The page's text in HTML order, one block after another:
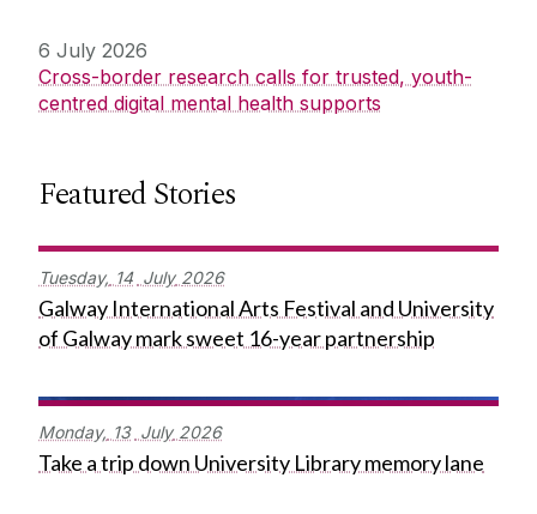
6 July 2026
Cross-border research calls for trusted, youth-
centred digital mental health supports
Featured Stories
Tuesday, 14 July 2026
Galway International Arts Festival and University
of Galway mark sweet 16-year partnership
Monday, 13 July 2026
Take a trip down University Library memory lane